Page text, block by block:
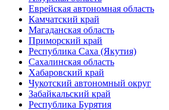
Еврейская автономная область
Камчатский край
Магаданская область
Приморский край
Республика Саха (Якутия)
Сахалинская область
Хабаровский край
Чукотский автономный округ
Забайкальский край
Республика Бурятия